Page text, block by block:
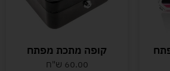
קופה מתכת מפתח
60.00 ש"ח